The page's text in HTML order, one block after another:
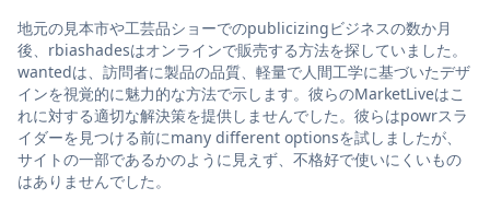
地元の見本市や工芸品ショーでのpublicizingビジネスの数か月
後、rbiashadesはオンラインで販売する方法を探していました。
wantedは、訪問者に製品の品質、軽量で人間工学に基づいたデザ
インを視覚的に魅力的な方法で示します。彼らのMarketLiveはこ
れに対する適切な解決策を提供しませんでした。彼らはpowrスラ
イダーを見つける前にmany different optionsを試しましたが、
サイトの一部であるかのように見えず、不格好で使いにくいもの
はありませんでした。